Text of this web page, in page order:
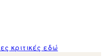
κριτικές εδώ